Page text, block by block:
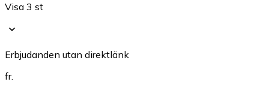
Visa 3 st
Erbjudanden utan direktlänk
fr.